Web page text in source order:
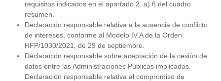
requisitos indicados en el apartado 2. a).6 del cuadro
resumen.
Declaración responsable relativa a la ausencia de conflicto
de intereses, conforme al Modelo IV.A de la Orden
HFP/1030/2021, de 29 de septiembre.
Declaración responsable sobre aceptación de la cesión de
datos entre las Administraciones Públicas implicadas.
Declaración responsable relativa al compromiso de